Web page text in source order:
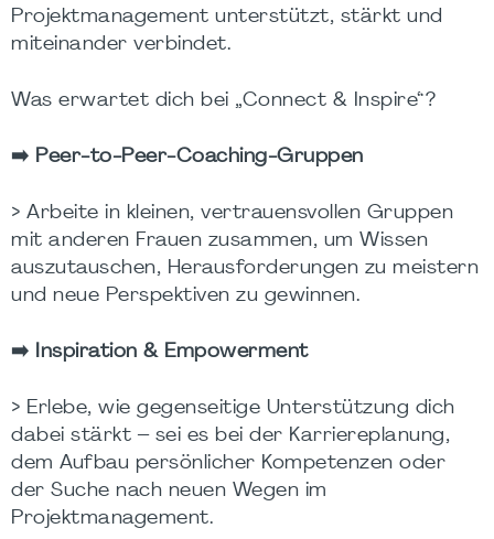
Projektmanagement unterstützt, stärkt und
miteinander verbindet.
Was erwartet dich bei „Connect & Inspire“?
➡️ Peer-to-Peer-Coaching-Gruppen
> Arbeite in kleinen, vertrauensvollen Gruppen
mit anderen Frauen zusammen, um Wissen
auszutauschen, Herausforderungen zu meistern
und neue Perspektiven zu gewinnen.
➡️ Inspiration & Empowerment
> Erlebe, wie gegenseitige Unterstützung dich
dabei stärkt – sei es bei der Karriereplanung,
dem Aufbau persönlicher Kompetenzen oder
der Suche nach neuen Wegen im
Projektmanagement.